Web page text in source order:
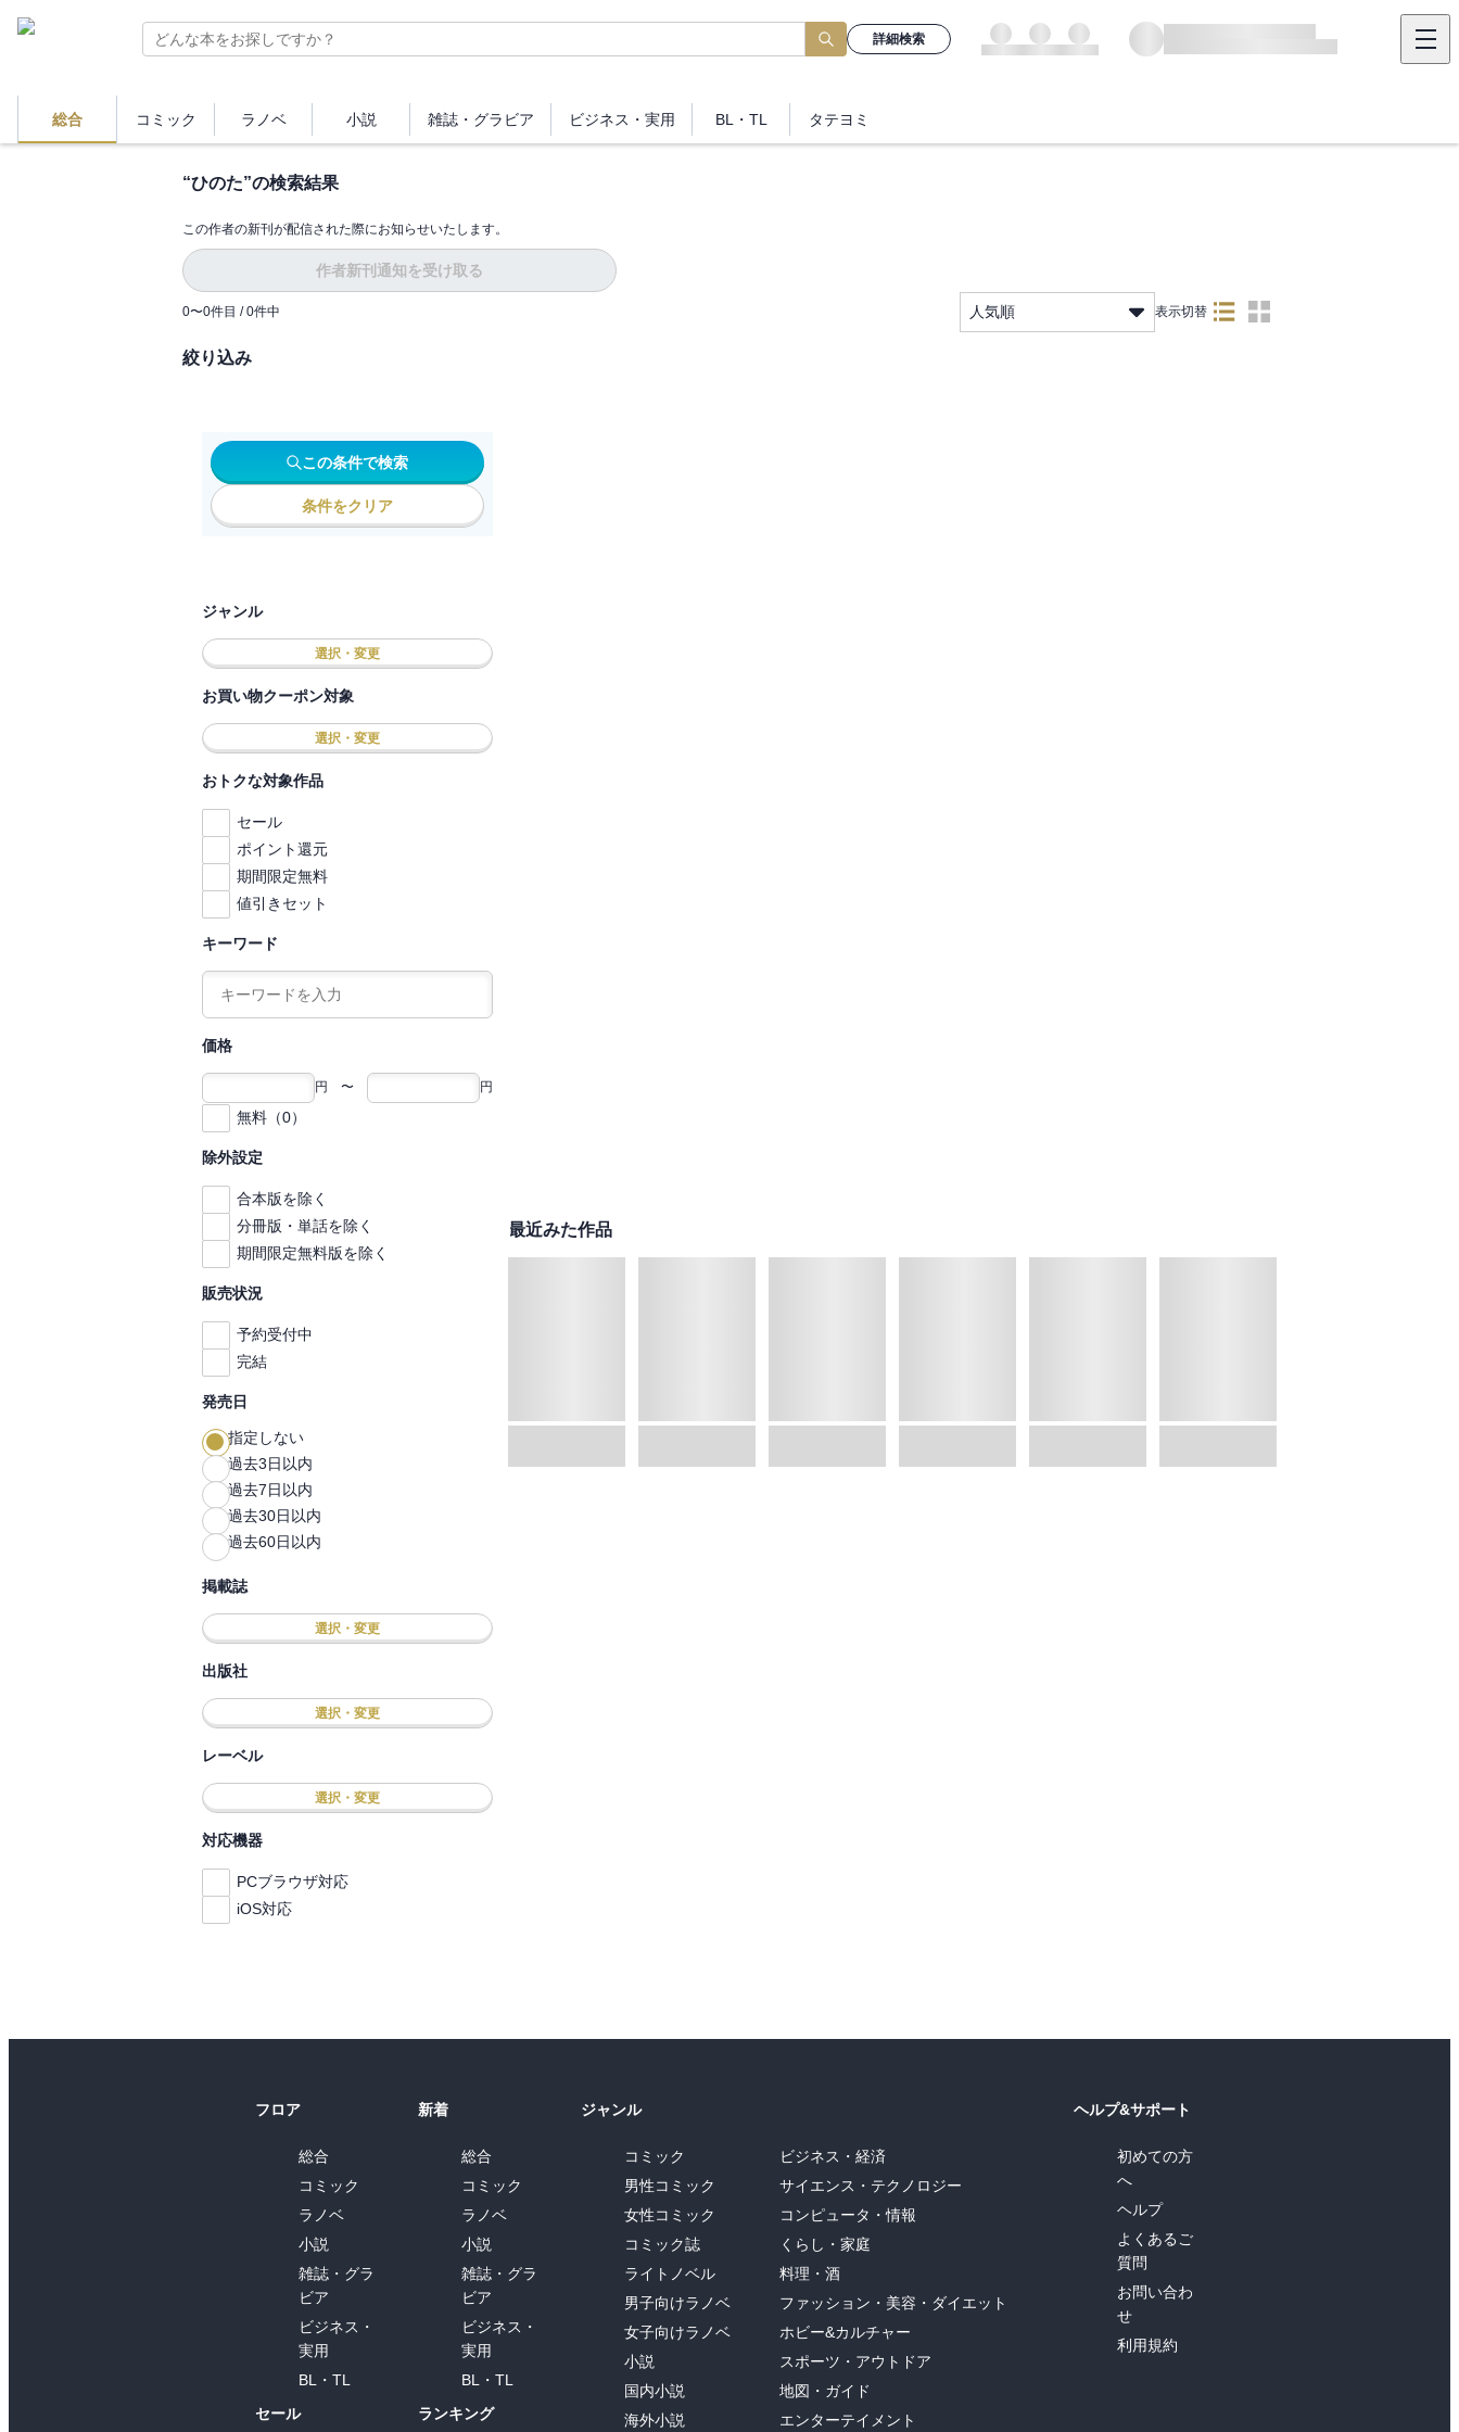
詳細検索
総合 コミック ラノベ 小説 雑誌・ グラビア ビジネス ・実用 BL・TL タテヨミ
“ひのた”の検索結果
この作者の新刊が配信された際にお知らせいたします。
作者新刊通知を受け取る
0〜0件目 / 0件中 人気順 表示切替
絞り込み
この条件で検索
条件をクリア
ジャンル
選択・変更
お買い物クーポン対象
選択・変更
おトクな対象作品
セール
ポイント還元
期間限定無料
値引きセット
キーワード
価格
円 〜 円
無料（0）
除外設定
合本版を除く
分冊版・単話を除く
期間限定無料版を除く
販売状況
予約受付中
完結
発売日
指定しない
過去3日以内
過去7日以内
過去30日以内
過去60日以内
掲載誌
選択・変更
出版社
選択・変更
レーベル
選択・変更
対応機器
PCブラウザ対応
iOS対応
最近みた作品
フロア
総合
コミック
ラノベ
小説
雑誌・グラ
ビア
ビジネス・
実用
BL・TL
セール
新着
総合
コミック
ラノベ
小説
雑誌・グラ
ビア
ビジネス・
実用
BL・TL
ランキング
ジャンル
コミック
男性コミック
女性コミック
コミック誌
ライトノベル
男子向けラノベ
女子向けラノベ
小説
国内小説
海外小説
ビジネス・経済
サイエンス・テクノロジー
コンピュータ・情報
くらし・家庭
料理・酒
ファッション・美容・ダイエット
ホビー&カルチャー
スポーツ・アウトドア
地図・ガイド
エンターテイメント
ヘルプ&サポート
初めての方
へ
ヘルプ
よくあるご
質問
お問い合わ
せ
利用規約